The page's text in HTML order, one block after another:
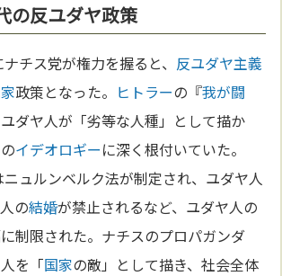
の反ユダヤ政策
チス党が権力を握ると、 反ユダヤ主義
政策となった。 ヒトラーの『我が闘
ダヤ人が「劣等な人種」として描か
イデオロギーに深く根付いていた。
ュルンベルク法が制定され、ユダヤ人
の結婚が禁止されるなど、ユダヤ人の
制限された。ナチスのプロパガンダ
を「国家の敵」として描き、社会全体